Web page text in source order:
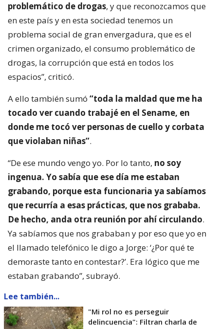
problemático de drogas, y que reconozcamos que
en este país y en esta sociedad tenemos un
problema social de gran envergadura, que es el
crimen organizado, el consumo problemático de
drogas, la corrupción que está en todos los
espacios”, criticó.
A ello también sumó “toda la maldad que me ha
tocado ver cuando trabajé en el Sename, en
donde me tocó ver personas de cuello y corbata
que violaban niñas”.
“De ese mundo vengo yo. Por lo tanto, no soy
ingenua. Yo sabía que ese día me estaban
grabando, porque esta funcionaria ya sabíamos
que recurría a esas prácticas, que nos grababa.
De hecho, anda otra reunión por ahí circulando.
Ya sabíamos que nos grababan y por eso que yo en
el llamado telefónico le digo a Jorge: ‘¿Por qué te
demoraste tanto en contestar?’. Era lógico que me
estaban grabando”, subrayó.
Lee también...
"Mi rol no es perseguir
delincuencia": Filtran charla de